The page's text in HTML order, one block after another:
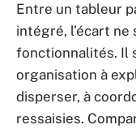
Entre un tableur
intégré, l’écart
fonctionnalités. Il
organisation à
disperser, à
ressaisies.